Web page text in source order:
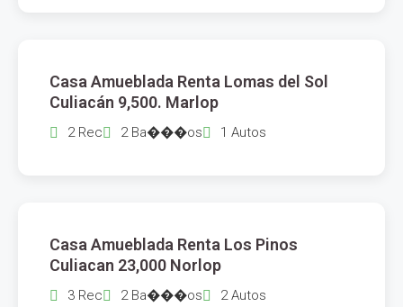
RENTA
Casa Amueblada Renta Lomas del Sol
Culiacán 9,500. Marlop
2 Rec 2 Ba���os 1 Autos
Casa Amueblada Renta Los Pinos
Culiacan 23,000 Norlop
3 Rec 2 Ba���os 2 Autos